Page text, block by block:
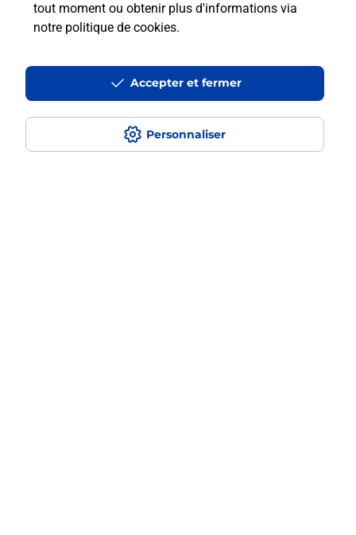
tout moment ou obtenir plus d'informations via
notre politique de cookies.
Personnaliser
Accepter et fermer
Est-ce que je peux utiliser mon forfait
Est-ce que je peux payer mon iPhone
en plusieurs fois avec La Poste Mobile